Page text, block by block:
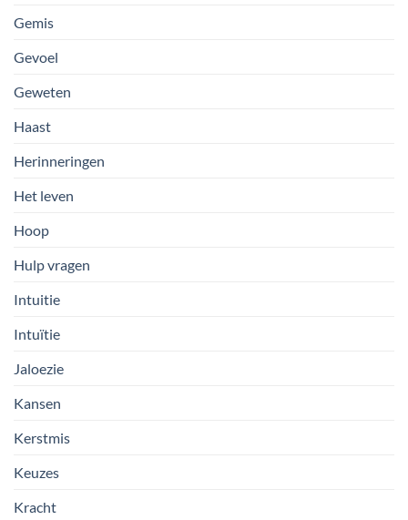
Gemis
Gevoel
Geweten
Haast
Herinneringen
Het leven
Hoop
Hulp vragen
Intuitie
Intuïtie
Jaloezie
Kansen
Kerstmis
Keuzes
Kracht